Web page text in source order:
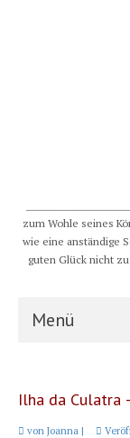
zum Wohle seines
wie eine anständige
guten Glück nicht
Menü
Schiff
Ilha da Culatra
von Joanna |